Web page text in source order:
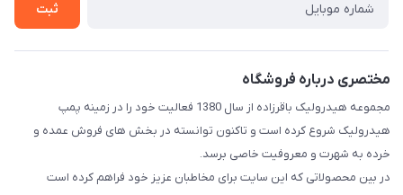
ثبت
مختصری درباره فروشگاه
مجموعه هیدرولیک باقرزاده از سال 1380 فعالیت خود را در زمینه پمپ
هیدرولیک شروع کرده است و تاکنون توانسته در بخش های فروش عمده و
خرده به شهرت و معروفیت خاصی برسد.
در بین محصولاتی که این سایت برای مخاطبان عزیز خود فراهم کرده است